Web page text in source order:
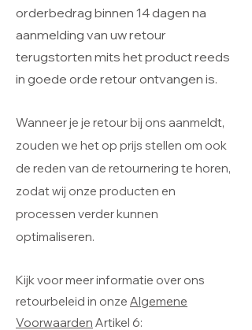
orderbedrag binnen 14 dagen na
aanmelding van uw retour
terugstorten mits het product reeds
in goede orde retour ontvangen is.
Wanneer je je retour bij ons aanmeldt,
zouden we het op prijs stellen om ook
de reden van de retournering te horen,
zodat wij onze producten en
processen verder kunnen
optimaliseren.
Kijk voor meer informatie over ons
retourbeleid in onze Algemene
Voorwaarden Artikel 6: